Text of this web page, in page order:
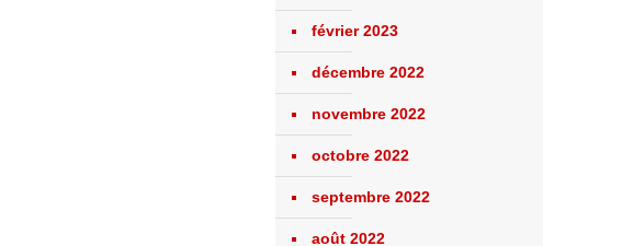
février 2023
décembre 2022
novembre 2022
octobre 2022
septembre 2022
août 2022